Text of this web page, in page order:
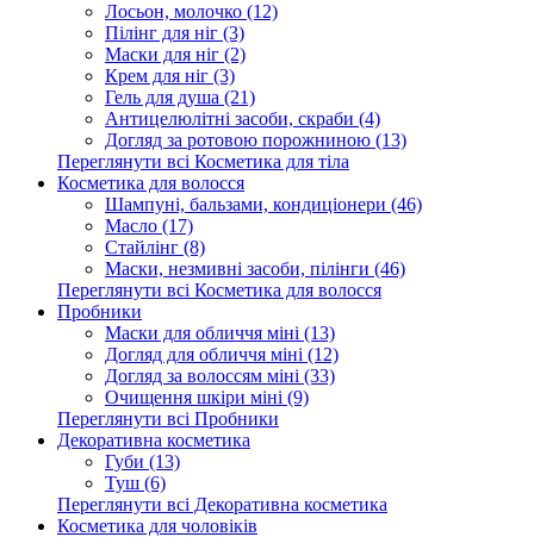
Лосьон, молочко (12)
Пілінг для ніг (3)
Маски для ніг (2)
Крем для ніг (3)
Гель для душа (21)
Антицелюлітні засоби, скраби (4)
Догляд за ротовою порожниною (13)
Переглянути всі Косметика для тіла
Косметика для волосся
Шампуні, бальзами, кондиціонери (46)
Масло (17)
Стайлінг (8)
Маски, незмивні засоби, пілінги (46)
Переглянути всі Косметика для волосся
Пробники
Маски для обличчя міні (13)
Догляд для обличчя міні (12)
Догляд за волоссям міні (33)
Очищення шкіри міні (9)
Переглянути всі Пробники
Декоративна косметика
Губи (13)
Туш (6)
Переглянути всі Декоративна косметика
Косметика для чоловіків